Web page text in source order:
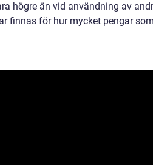
högre än vid användning av
finnas för hur mycket pengar